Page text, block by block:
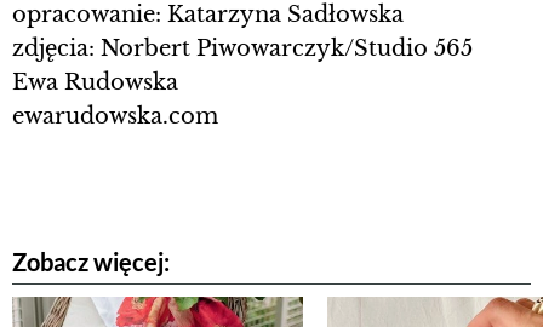
opracowanie: Katarzyna Sadłowska
zdjęcia: Norbert Piwowarczyk/Studio 565
Ewa Rudowska
ewarudowska.com
Zobacz więcej: